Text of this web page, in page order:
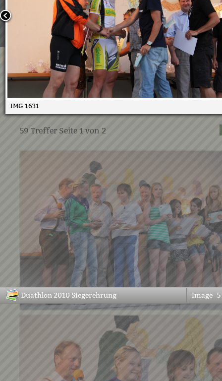
einverstanden sind.
Weitere Informationen:Datenschutzerklärung/Cookie-
Duathlon 2010 Siegerehrung
10.08.2010
59 Treffer Seite 1 von 2
IMG 1631
Duathlon 2010 Siegerehrung Image 5